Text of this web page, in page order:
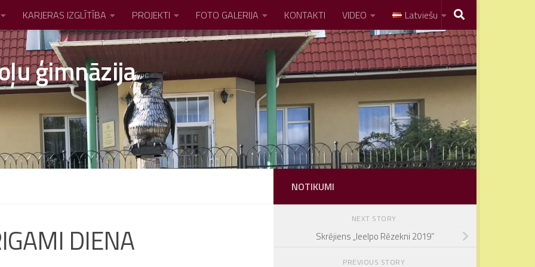
KARJERAS IZGLĪTĪBA PROJEKTI FOTO GALERIJA KONTAKTI VIDEO Latviešu
ģimnāzija
DIENA
NOTIKUMI
NEXT STORY
Skrējiens „Ieelpo Rēzekni 2019”
PREVIOUS STORY